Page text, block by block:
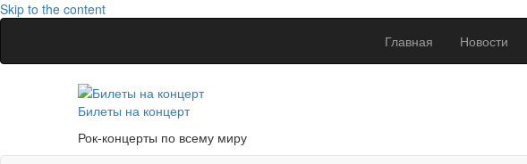
Skip to the content
Главная
Новости
Билеты на концерт
Рок-концерты по всему миру